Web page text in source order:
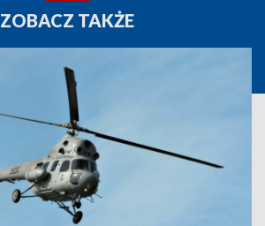
ZOBACZ TAKŻE